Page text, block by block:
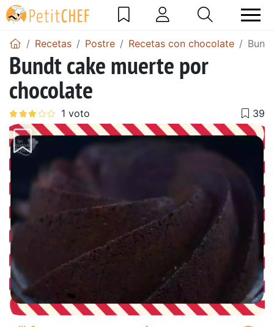
Recetas Postre Recetas con chocolate
Bundt cake muerte por
chocolate